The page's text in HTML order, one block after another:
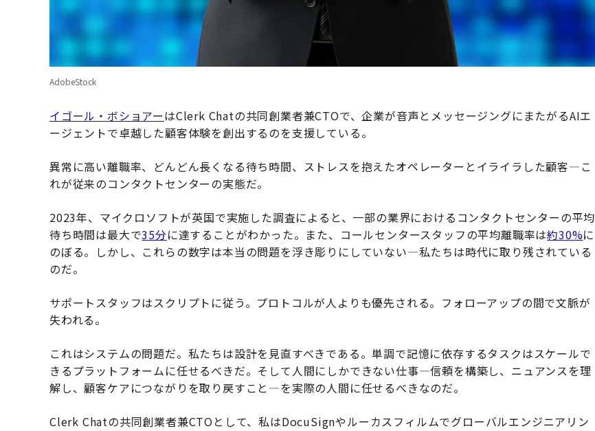
AdobeStock
イゴール・ボショアーはClerk Chatの共同創業者兼CTOで、企業が音声とメッセージングにまたがるAIエ
ージェントで卓越した顧客体験を創出するのを支援している。
異常に高い離職率、どんどん長くなる待ち時間、ストレスを抱えたオペレーターとイライラした顧客—こ
れが従来のコンタクトセンターの実態だ。
2023年、マイクロソフトが英国で実施した調査によると、一部の業界におけるコンタクトセンターの平均
待ち時間は最大で35分に達することがわかった。また、コールセンタースタッフの平均離職率は約30%に
のぼる。しかし、これらの数字は本当の問題を浮き彫りにしていない—私たちは時代に取り残されている
のだ。
サポートスタッフはスクリプトに従う。プロトコルが人よりも優先される。フォローアップの間で文脈が
失われる。
これはシステムの問題だ。私たちは設計を見直すべきである。単調で記憶に依存するタスクはスケールで
きるプラットフォームに任せるべきだ。そして人間にしかできない仕事—信頼を構築し、ニュアンスを理
解し、顧客ケアにつながりを取り戻すこと—を実際の人間に任せるべきなのだ。
Clerk Chatの共同創業者兼CTOとして、私はDocuSignやルーカスフィルムでグローバルエンジニアリン